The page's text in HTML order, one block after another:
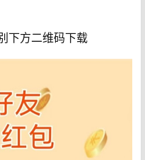
下方二维码下载